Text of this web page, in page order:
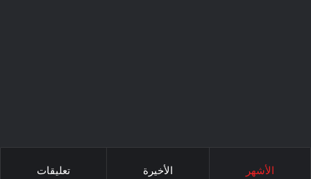
الأشهر الأخيرة تعليقات